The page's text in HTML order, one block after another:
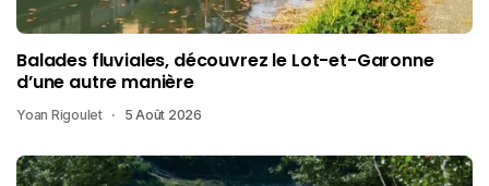
Balades fluviales, découvrez le Lot-et-Garonne
d’une autre manière
Yoan Rigoulet 5 Août 2026